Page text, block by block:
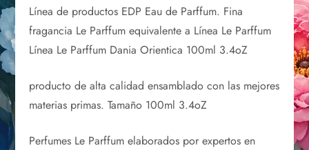
Línea de productos EDP Eau de Parffum. Fina
fragancia Le Parffum equivalente a Línea Le Parffum
Línea Le Parffum Dania Orientica 100ml 3.4oZ
producto de alta calidad ensamblado con las mejores
materias primas. Tamaño 100ml 3.4oZ
Perfumes Le Parffum elaborados por expertos en